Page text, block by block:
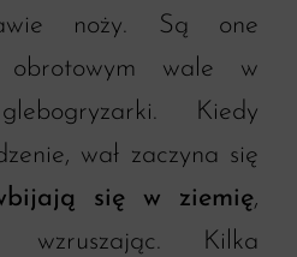
noży. Są one
obrotowym wale w
Kiedy
wał zaczyna się
się w ziemię,
wzruszając. Kilka